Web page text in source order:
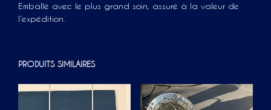
Emballé avec le plus grand soin, assuré à la valeur de
l’expédition.
PRODUITS SIMILAIRES